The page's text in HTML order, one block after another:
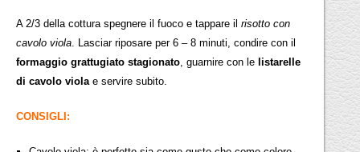
A 2/3 della cottura spegnere il fuoco e tappare ilrisotto con
cavolo viola . Lasciar riposare per 6 – 8 minuti, condire con il
formaggio grattugiato stagionato , guarnire con lelistarelle
di cavolo viola e servire subito.
CONSIGLI: